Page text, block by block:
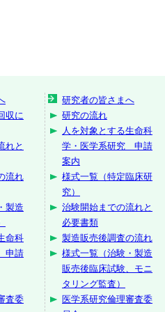
収に
れと
流れ
製造
命科
申請
査委
研究者の皆さまへ
研究の流れ
人を対象とする生命科
学・医学系研究 申請
案内
様式一覧（特定臨床研
究）
治験開始までの流れと
必要書類
製造販売後調査の流れ
様式一覧（治験・製造
販売後臨床試験、モニ
タリング監査）
医学系研究倫理審査委